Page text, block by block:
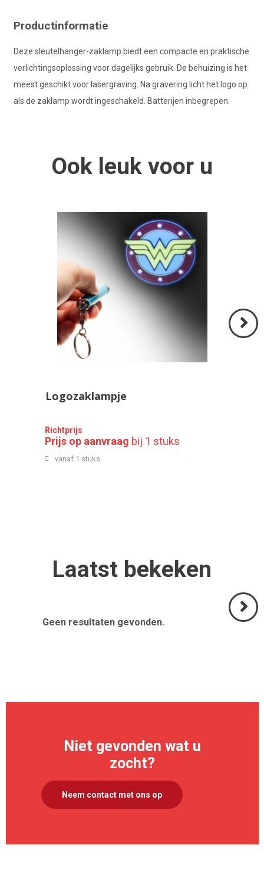
Productinformatie
Deze sleutelhanger-zaklamp biedt een compacte en praktische
verlichtingsoplossing voor dagelijks gebruik. De behuizing is het
meest geschikt voor lasergraving. Na gravering licht het logo op
als de zaklamp wordt ingeschakeld. Batterijen inbegrepen.
Ook leuk voor u
Logozaklampje
Richtprijs
Prijs op aanvraag bij 1 stuks
vanaf 1 stuks
Laatst bekeken
Geen resultaten gevonden.
Niet gevonden wat u
zocht?
Neem contact met ons op